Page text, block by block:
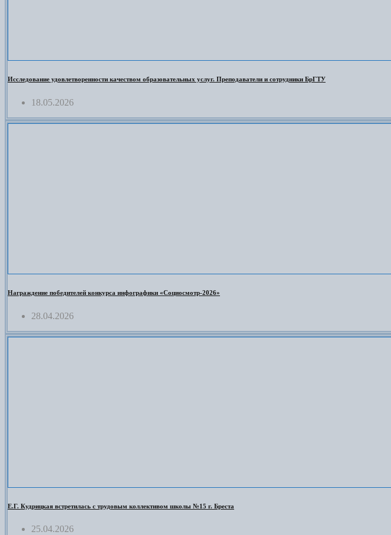
Исследование удовлетворенности качеством образовательных услуг. Преподаватели и сотрудники БрГТУ
18.05.2026
Награждение победителей конкурса инфографики «Социосмотр-2026»
28.04.2026
Е.Г. Кудрицкая встретилась с трудовым коллективом школы №15 г. Бреста
25.04.2026